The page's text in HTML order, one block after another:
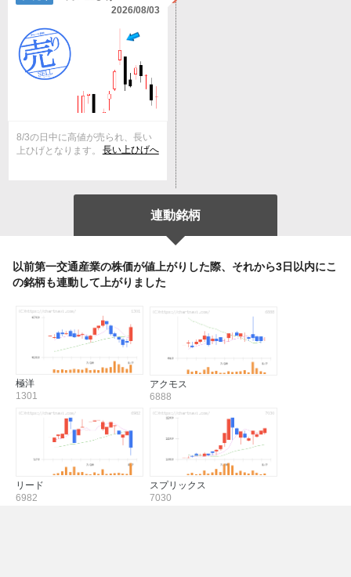
2026/08/03
8/3の日中に高値が売られ、長い
上ひげとなります。
長い上ひげへ
連動銘柄
以前第一交通産業の株価が値上がりした際、それから3日以内にこ
の銘柄も連動して上がりました
極洋
1301
アクモス
6888
リード
6982
スプリックス
7030